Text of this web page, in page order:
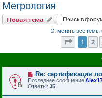
Метрология
Новая тема
Отметить все темы
1 2
Re: сертификация
Последнее сообщение Alex17
Ответы: 35